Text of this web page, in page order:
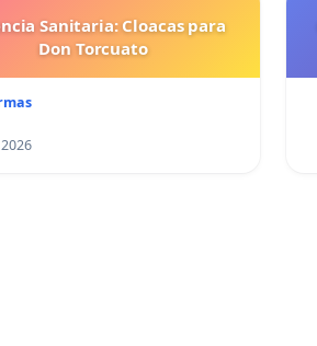
Sanitaria: Cloacas para
Don Torcuato